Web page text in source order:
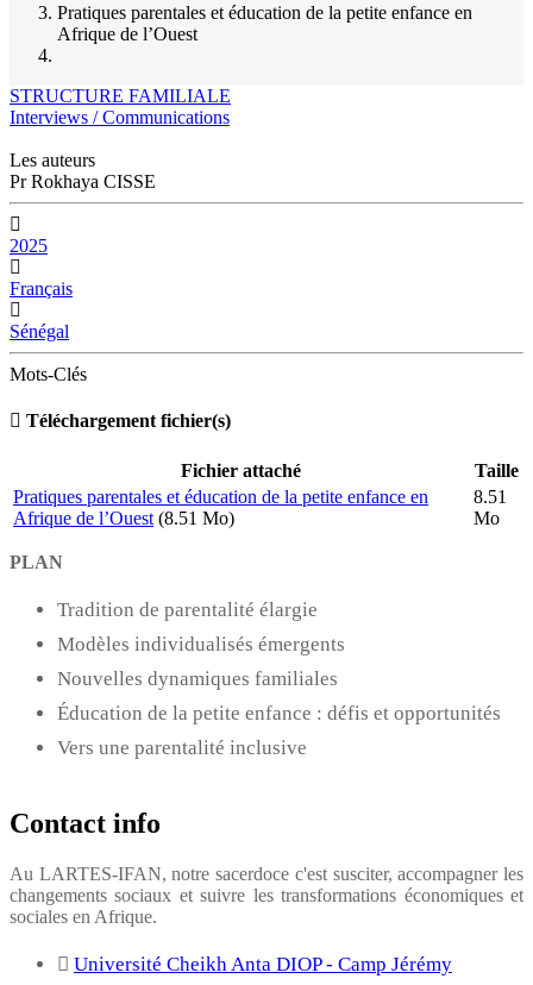
Pratiques parentales et éducation de la petite enfance en
Afrique de l’Ouest
STRUCTURE FAMILIALE
Interviews / Communications
Les auteurs
Pr Rokhaya CISSE
2025
Français
Sénégal
Mots-Clés
Téléchargement fichier(s)
Fichier attaché
Taille
Pratiques parentales et éducation de la petite enfance en
Afrique de l’Ouest (8.51 Mo)
8.51
Mo
PLAN
Tradition de parentalité élargie
Modèles individualisés émergents
Nouvelles dynamiques familiales
Éducation de la petite enfance : défis et opportunités
Vers une parentalité inclusive
Contact info
Au LARTES-IFAN, notre sacerdoce c'est susciter, accompagner les
changements sociaux et suivre les transformations économiques et
sociales en Afrique.
Université Cheikh Anta DIOP - Camp Jérémy